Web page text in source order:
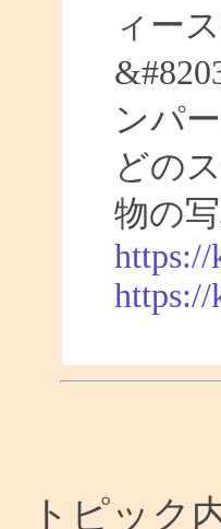
ィー
ンパ
どの
物の
https://
https://
トピック